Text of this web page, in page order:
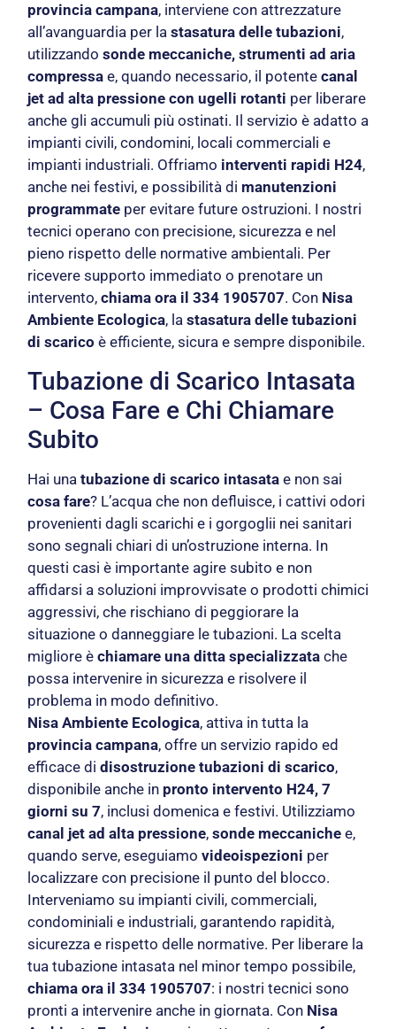
provincia campana, interviene con attrezzature
all’avanguardia per la stasatura delle tubazioni,
utilizzando sonde meccaniche, strumenti ad aria
compressae, quando necessario, il potente canal
jet ad alta pressione con ugelli rotanti per liberare
anche gli accumuli più ostinati. Il servizio è adatto a
impianti civili, condomini, locali commerciali e
impianti industriali. Offriamo interventi rapidi H24,
anche nei festivi, e possibilità di manutenzioni
programmateper evitare future ostruzioni. I nostri
tecnici operano con precisione, sicurezza e nel
pieno rispetto delle normative ambientali. Per
ricevere supporto immediato o prenotare un
intervento, chiama ora il 334 1905707. Con Nisa
Ambiente Ecologica, la stasatura delle tubazioni
di scarico è efficiente, sicura e sempre disponibile.
Tubazione di Scarico Intasata
– Cosa Fare e Chi Chiamare
Subito
Hai una tubazione di scarico intasatae non sai
cosa fare? L’acqua che non defluisce, i cattivi odori
provenienti dagli scarichi e i gorgoglii nei sanitari
sono segnali chiari di un’ostruzione interna. In
questi casi è importante agire subito e non
affidarsi a soluzioni improvvisate o prodotti chimici
aggressivi, che rischiano di peggiorare la
situazione o danneggiare le tubazioni. La scelta
migliore è chiamare una ditta specializzatache
possa intervenire in sicurezza e risolvere il
problema in modo definitivo.
Nisa Ambiente Ecologica, attiva in tutta la
provincia campana, offre un servizio rapido ed
efficace di disostruzione tubazioni di scarico,
disponibile anche in pronto intervento H24, 7
giorni su 7, inclusi domenica e festivi. Utilizziamo
canal jet ad alta pressione, sonde meccanichee,
quando serve, eseguiamo videoispezioni per
localizzare con precisione il punto del blocco.
Interveniamo su impianti civili, commerciali,
condominiali e industriali, garantendo rapidità,
sicurezza e rispetto delle normative. Per liberare la
tua tubazione intasata nel minor tempo possibile,
chiama ora il 334 1905707: i nostri tecnici sono
pronti a intervenire anche in giornata. Con Nisa